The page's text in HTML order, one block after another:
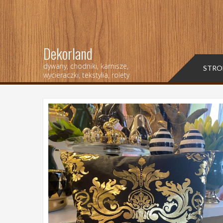
Dekorland
dywany, chodniki, karnisze,
wycieraczki, tekstylia, rolety